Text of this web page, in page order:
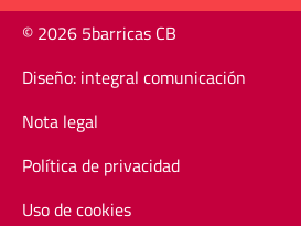
© 2026 5barricas CB
Diseño: integral comunicación
Nota legal
Política de privacidad
Uso de cookies